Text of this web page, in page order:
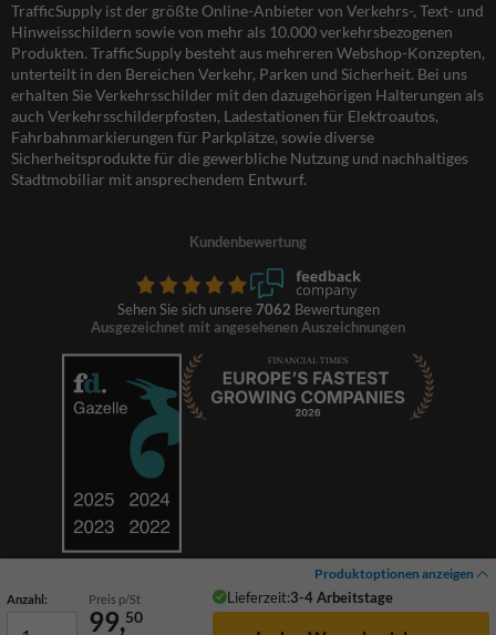
Produktoptionen anzeigen
Anzahl: Preis p/St Lieferzeit:3-4 Arbeitstage
99,50
TrafficSupply ist der größte Online-Anbieter von Verkehrs-, Text- und
Hinweisschildern sowie von mehr als 10.000 verkehrsbezogenen
Produkten. TrafficSupply besteht aus mehreren Webshop-Konzepten,
unterteilt in den Bereichen Verkehr, Parken und Sicherheit. Bei uns
erhalten Sie Verkehrsschilder mit den dazugehörigen Halterungen als
auch Verkehrsschilderpfosten, Ladestationen für Elektroautos,
Fahrbahnmarkierungen für Parkplätze, sowie diverse
Sicherheitsprodukte für die gewerbliche Nutzung und nachhaltiges
Stadtmobiliar mit ansprechendem Entwurf.
Kundenbewertung
Sehen Sie sich unsere 7062 Bewertungen
Ausgezeichnet mit angesehenen Auszeichnungen